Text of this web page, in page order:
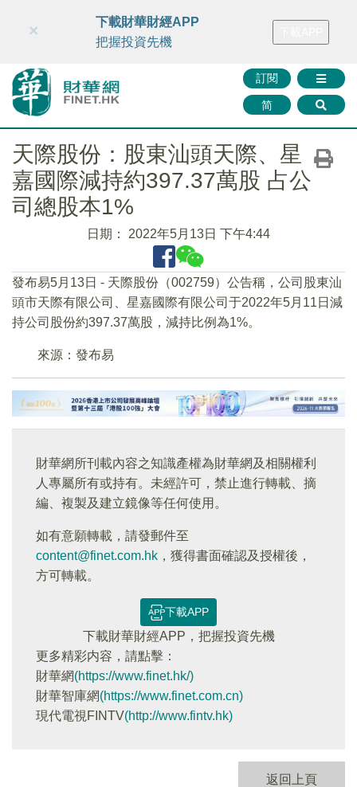
財華智庫網 FINTV FINMETA 財華證券 媒體矩陣
訂閱
简
×
下載財華財經APP
把握投資先機
天際股份：股東汕頭天際、星
嘉國際減持約397.37萬股 占公
司總股本1%
日期： 2022年5月13日 下午4:44
發布易5月13日 - 天際股份（002759）公告稱，公司股東汕
頭市天際有限公司、星嘉國際有限公司于2022年5月11日減
持公司股份約397.37萬股，減持比例為1%。
來源：發布易
財華網所刊載內容之知識產權為財華網及相關權利
人專屬所有或持有。未經許可，禁止進行轉載、摘
編、複製及建立鏡像等任何使用。
如有意願轉載，請發郵件至
content@finet.com.hk ，獲得書面確認及授權後，
方可轉載。
下載APP
下載財華財經APP，把握投資先機
更多精彩内容，請點擊：
財華網(https://www.finet.hk/)
財華智庫網(https://www.finet.com.cn)
現代電視FINTV(http://www.fintv.hk)
返回上頁